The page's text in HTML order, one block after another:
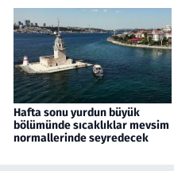
Hafta sonu yurdun büyük
bölümünde sıcaklıklar mevsim
normallerinde seyredecek